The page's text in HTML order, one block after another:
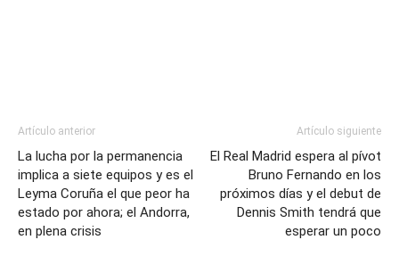
Artículo anterior
La lucha por la permanencia
implica a siete equipos y es el
Leyma Coruña el que peor ha
estado por ahora; el Andorra,
en plena crisis
Artículo siguiente
El Real Madrid espera al pívot
Bruno Fernando en los
próximos días y el debut de
Dennis Smith tendrá que
esperar un poco